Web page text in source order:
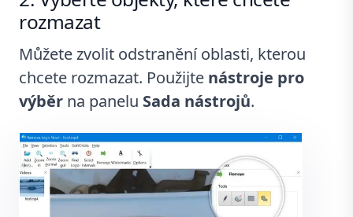
rozmazat
Můžete zvolit odstranění oblasti, kterou
chcete rozmazat. Použijte nástroje pro
výběr na panelu Sada nástrojů.